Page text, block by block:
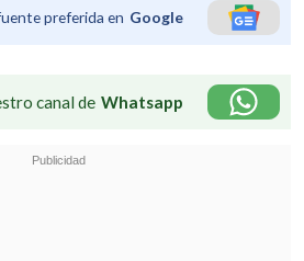
preferida en Google
canal de Whatsapp